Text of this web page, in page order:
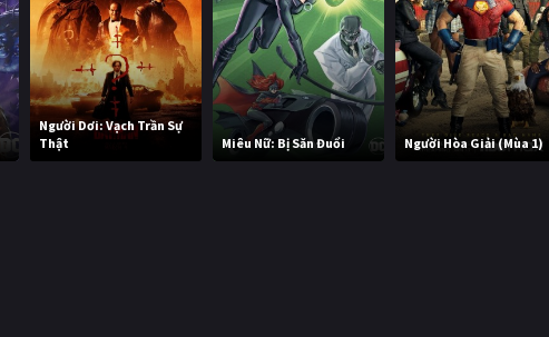
Người Dơi: Vạch Trần Sự
Thật
Miêu Nữ: Bị Săn Đuổi Người Hòa Giải (Mùa 1)